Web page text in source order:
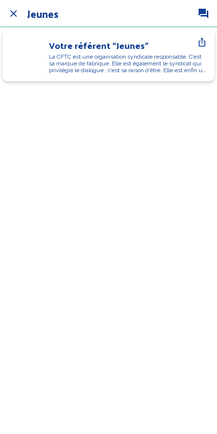
Jeunes
Votre référent “Jeunes”
La CFTC est une organisation syndicale responsable. C’est
sa marque de fabrique. Elle est également le syndicat qui
privilégie le dialogue : c’est sa raison d’être. Elle est enfin un